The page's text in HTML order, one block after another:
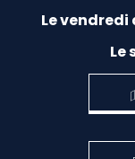
Le vendredi
Le